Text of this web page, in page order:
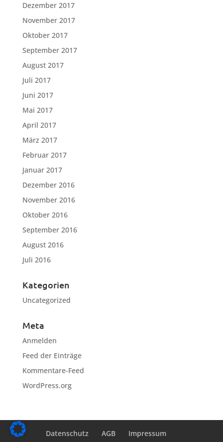
Dezember 2017
November 2017
Oktober 2017
September 2017
August 2017
Juli 2017
Juni 2017
Mai 2017
April 2017
März 2017
Februar 2017
Januar 2017
Dezember 2016
November 2016
Oktober 2016
September 2016
August 2016
Juli 2016
Kategorien
Uncategorized
Meta
Anmelden
Feed der Einträge
Kommentare-Feed
WordPress.org
Datenschutz AGB Impressum